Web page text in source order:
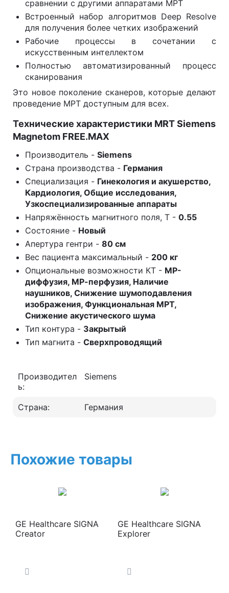
сравнении с другими аппаратами МРТ
Встроенный набор алгоритмов Deep Resolve
для получения более четких изображений
Рабочие процессы в сочетании с
искусственным интеллектом
Полностью автоматизированный процесс
сканирования
Это новое поколение сканеров, которые делают
проведение МРТ доступным для всех.
Технические характеристики MRT Siemens
Magnetom FREE.MAX
Производитель - Siemens
Страна производства - Германия
Специализация - Гинекология и акушерство,
Кардиология, Общие исследования,
Узкоспециализированные аппараты
Напряжённость магнитного поля, Т - 0.55
Состояние - Новый
Апертура гентри - 80 см
Вес пациента максимальный - 200 кг
Опциональные возможности КТ - МР-
диффузия, МР-перфузия, Наличие
наушников, Снижение шумоподавления
изображения, Функциональная МРТ,
Снижение акустического шума
Тип контура - Закрытый
Тип магнита - Сверхпроводящий
Производител
ь:
Siemens
Страна: Германия
Похожие товары
GE Healthcare SIGNA
Creator
GE Healthcare SIGNA
Explorer